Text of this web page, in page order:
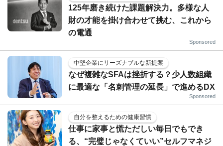
125年磨き続けた課題解決力。多様な人
財の才能を掛け合わせて挑む、これから
の電通
Sponsored
中堅企業にリーズナブルな新提案
なぜ複雑なSFAは挫折する？少人数組織
に最適な「名刺管理の延長」で進めるDX
Sponsored
自分を整えるための健康習慣
仕事に家事と慌ただしい毎日でもでき
る、“完璧じゃなくていい”セルフマネジ